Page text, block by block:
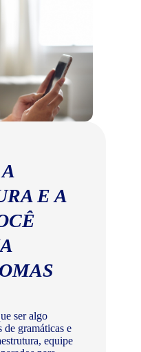
E A
ser algo
de gramáticas e
equipe